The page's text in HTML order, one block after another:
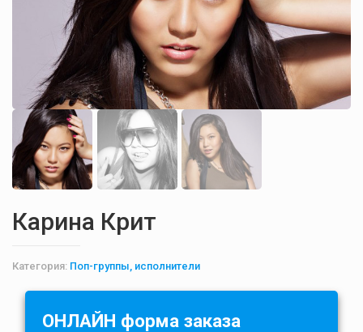
Карина Крит
Категория: Поп-группы, исполнители
ОНЛАЙН форма заказа